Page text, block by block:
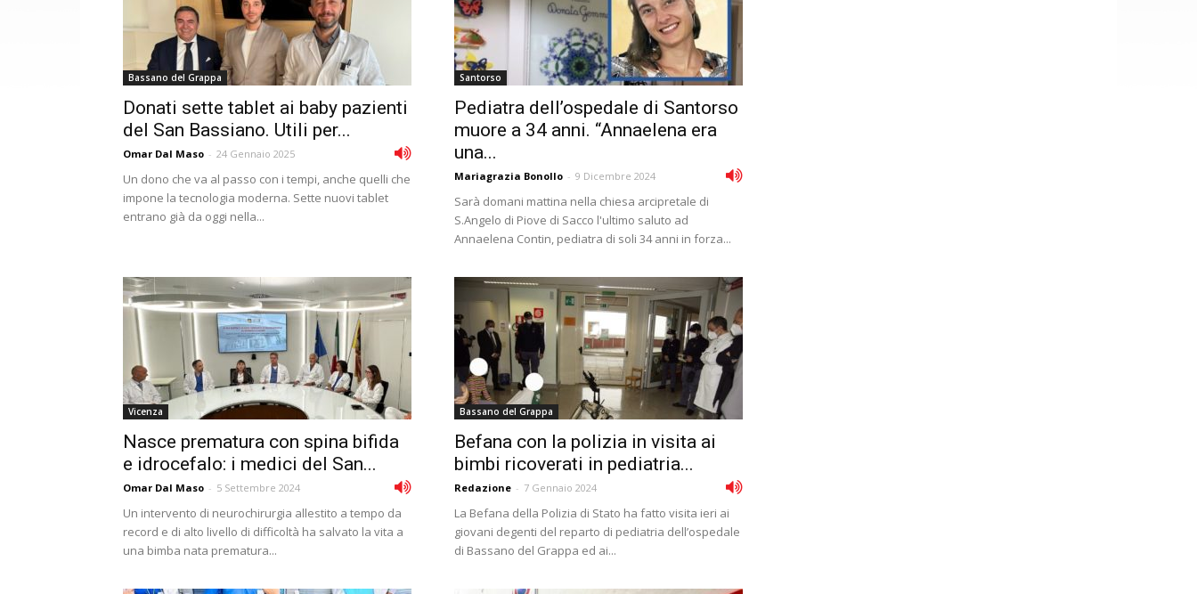
Bassano del Grappa
Donati sette tablet ai baby pazienti
del San Bassiano. Utili per...
Omar Dal Maso - 24 Gennaio 2025
Un dono che va al passo con i tempi, anche quelli che
impone la tecnologia moderna. Sette nuovi tablet
entrano già da oggi nella...
Santorso
Pediatra dell’ospedale di Santorso
muore a 34 anni. “Annaelena era
una...
Mariagrazia Bonollo - 9 Dicembre 2024
Sarà domani mattina nella chiesa arcipretale di
S.Angelo di Piove di Sacco l'ultimo saluto ad
Annaelena Contin, pediatra di soli 34 anni in forza...
Vicenza
Nasce prematura con spina bifida
e idrocefalo: i medici del San...
Omar Dal Maso - 5 Settembre 2024
Un intervento di neurochirurgia allestito a tempo da
record e di alto livello di difficoltà ha salvato la vita a
una bimba nata prematura...
Bassano del Grappa
Befana con la polizia in visita ai
bimbi ricoverati in pediatria...
Redazione - 7 Gennaio 2024
La Befana della Polizia di Stato ha fatto visita ieri ai
giovani degenti del reparto di pediatria dell’ospedale
di Bassano del Grappa ed ai...